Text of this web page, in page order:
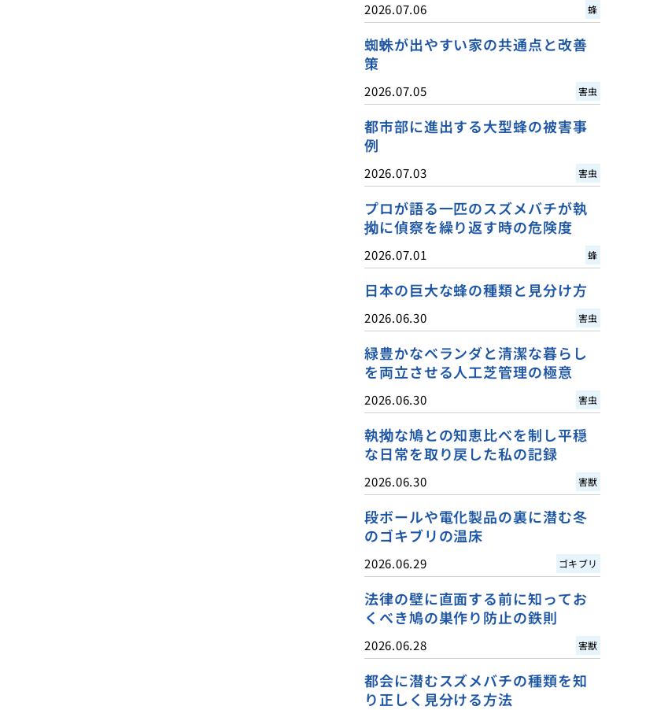
2026.07.06 蜂
蜘蛛が出やすい家の共通点と改善
策
2026.07.05 害虫
都市部に進出する大型蜂の被害事
例
2026.07.03 害虫
プロが語る一匹のスズメバチが執
拗に偵察を繰り返す時の危険度
2026.07.01 蜂
日本の巨大な蜂の種類と見分け方
2026.06.30 害虫
緑豊かなベランダと清潔な暮らし
を両立させる人工芝管理の極意
2026.06.30 害虫
執拗な鳩との知恵比べを制し平穏
な日常を取り戻した私の記録
2026.06.30 害獣
段ボールや電化製品の裏に潜む冬
のゴキブリの温床
2026.06.29 ゴキブリ
法律の壁に直面する前に知ってお
くべき鳩の巣作り防止の鉄則
2026.06.28 害獣
都会に潜むスズメバチの種類を知
り正しく見分ける方法